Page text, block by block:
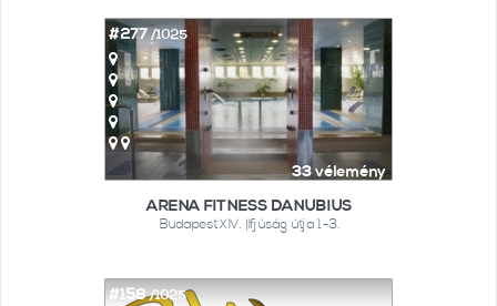
33 vélemény
#277/1025
ARENA FITNESS DANUBIUS
BudapestXIV. |Ifjúság útja 1-3.
#158/1025